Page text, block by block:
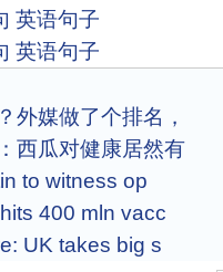
英语句子
英语句子
外媒做了个排名，
西瓜对健康居然有
to witness op
400 mln vacc
UK takes big s